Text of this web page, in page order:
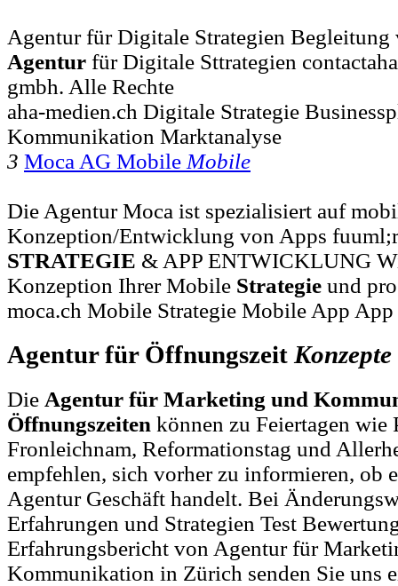
Agentur für Digitale Strategien Begleitung
Agentur für Digitale Sttrategien
gmbh. Alle Rechte
aha-medien.ch Digitale Strategie
Kommunikation Marktanalyse
3 Moca AG Mobile Mobile
Die Agentur Moca ist spezialisiert auf
Konzeption/Entwicklung von Apps
STRATEGIE & APP ENTWICKLUNG
Konzeption Ihrer Mobile Strategie und
moca.ch Mobile Strategie Mobile App
Agentur für Öffnungszeit Konzepte
Die Agentur für Marketing und
Öffnungszeiten können zu Feiertagen wie
Fronleichnam, Reformationstag und
empfehlen, sich vorher zu informieren, ob
Agentur Geschäft handelt. Bei
Erfahrungen und Strategien Test
Erfahrungsbericht von Agentur für
Kommunikation in Zürich senden Sie uns